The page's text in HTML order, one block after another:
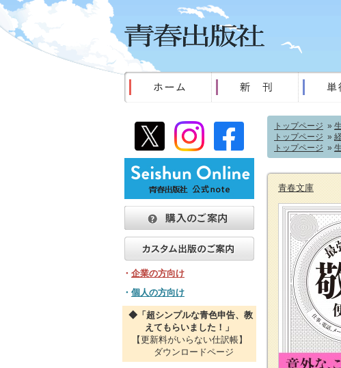
トップページ »
トップページ »
トップページ »
青春文庫
・ 企業の方向け
・ 個人の方向け
◆「超シンプルな青色申告、教
えてもらいました！」
【更新料がいらない仕訳帳】
ダウンロードページ